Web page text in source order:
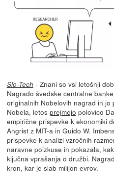
Slo-Tech - Znani so vsi letošnji
Nagrado švedske centralne
originalnih Nobelovih nagrad in
Nobela, letos prejmejo polovico
empirične prispevke k ekonomiki
Angrist z MIT-a in Guido W.
prispevke k analizi vzročnih
naravne poizkuse in pokazala,
ključna vprašanja o družbi.
kron, kar je slab milijon evrov.